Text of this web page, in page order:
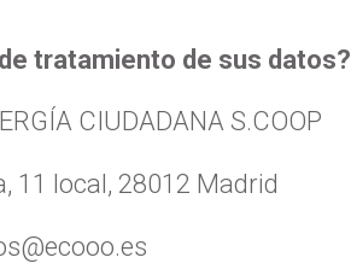
tratamiento de sus datos?
CIUDADANA S.COOP
11 local, 28012 Madrid